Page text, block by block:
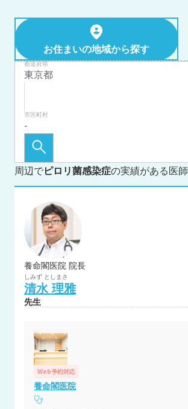
お住まいの地域から探す
都道府県
市区町村
周辺でピロリ菌感染症の実績がある医師
養命閣医院 院長
しみず としまさ
清水 理雅
先生
Web予約対応
養命閣医院